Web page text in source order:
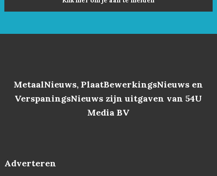
MetaalNieuws, PlaatBewerkingsNieuws en
VerspaningsNieuws zijn uitgaven van 54U
Media BV
Adverteren